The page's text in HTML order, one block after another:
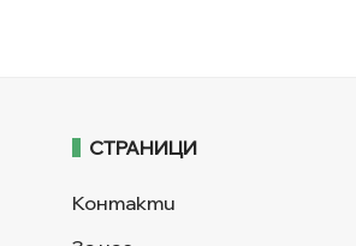
СТРАНИЦИ
Контакти